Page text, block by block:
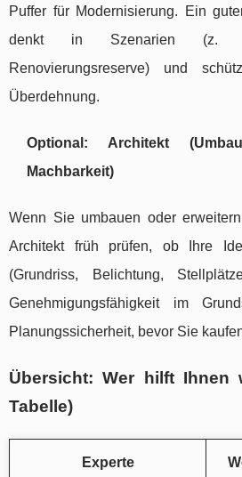
Puffer für Modernisierung. Ein
denkt in Szenarien (z.
Renovierungsreserve) und
Überdehnung.
Optional: Architekt
Machbarkeit)
Wenn Sie umbauen oder
Architekt früh prüfen, ob Ihre
(Grundriss, Belichtung,
Genehmigungsfähigkeit im
Planungssicherheit, bevor Sie
Übersicht: Wer hilft Ihnen
Tabelle)
Experte